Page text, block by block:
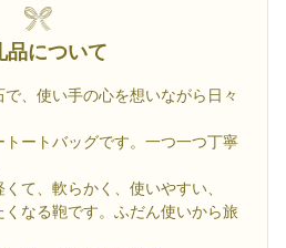
品について
、使い手の心を想いながら日々
ートバッグです。一つ一つ丁寧
て、軟らかく、使いやすい、
なる鞄です。ふだん使いから旅